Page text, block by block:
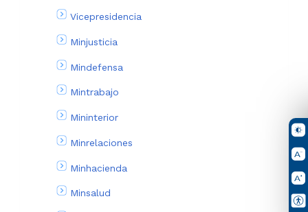
Vicepresidencia
Minjusticia
Mindefensa
Mintrabajo
Mininterior
Minrelaciones
Minhacienda
Minsalud